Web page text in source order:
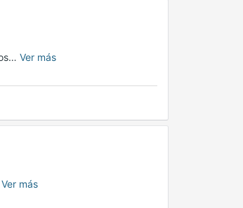
Ver más
Ver más